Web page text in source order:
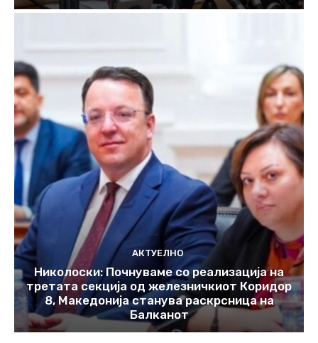
АКТУЕЛНО
Николоски: Почнуваме со реализација на
третата секција од железничкиот Коридор
8, Македонија станува раскрсница на
Балканот